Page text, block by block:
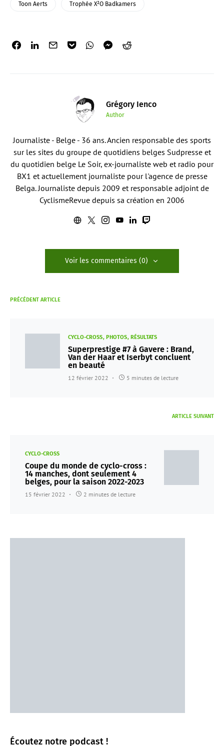
Toon Aerts Trophée X²O Badkamers
Grégory Ienco
Author
Journaliste - Belge - 36 ans. Ancien responsable des sports
sur les sites du groupe de quotidiens belges Sudpresse et
du quotidien belge Le Soir, ex-journaliste web et radio pour
BX1 et actuellement journaliste pour l'agence de presse
Belga. Journaliste depuis 2009 et responsable adjoint de
CyclismeRevue depuis sa création en 2006
Voir les commentaires (0)
PRÉCÉDENT ARTICLE
CYCLO-CROSS PHOTOS RÉSULTATS
Superprestige #7 à Gavere : Brand,
Van der Haar et Iserbyt concluent
en beauté
12 février 2022 5 minutes de lecture
ARTICLE SUIVANT
CYCLO-CROSS
Coupe du monde de cyclo-cross :
14 manches, dont seulement 4
belges, pour la saison 2022-2023
15 février 2022 2 minutes de lecture
Écoutez notre podcast !